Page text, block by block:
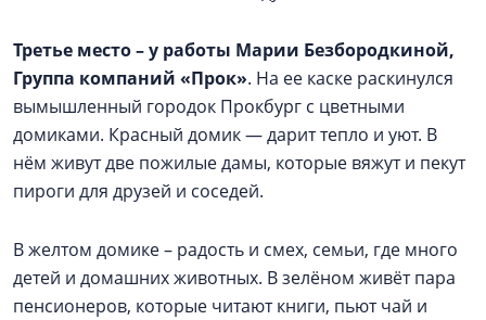
Третье место – у работы Марии Безбородкиной,
Группа компаний «Прок». На ее каске раскинулся
вымышленный городок Прокбург с цветными
домиками. Красный домик — дарит тепло и уют. В
нём живут две пожилые дамы, которые вяжут и пекут
пироги для друзей и соседей.
В желтом домике – радость и смех, семьи, где много
детей и домашних животных. В зелёном живёт пара
пенсионеров, которые читают книги, пьют чай и